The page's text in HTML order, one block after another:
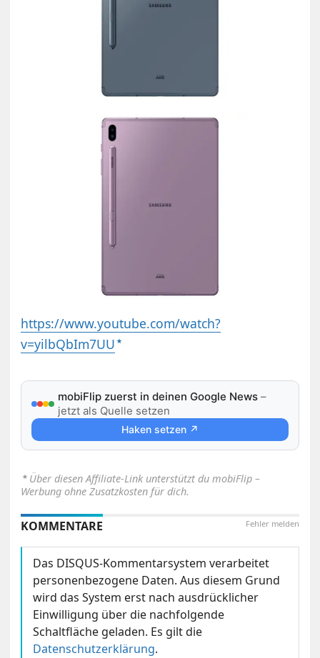
https://www.youtube.com/watch?
v=yilbQbIm7UU
mobiFlip zuerst in deinen Google News –
jetzt als Quelle setzen
Haken setzen ↗
⋆ Über diesen Affiliate-Link unterstützt du mobiFlip –
Werbung ohne Zusatzkosten für dich.
Fehler melden
KOMMENTARE
Das DISQUS-Kommentarsystem verarbeitet
personenbezogene Daten. Aus diesem Grund
wird das System erst nach ausdrücklicher
Einwilligung über die nachfolgende
Schaltfläche geladen. Es gilt die
Datenschutzerklärung.